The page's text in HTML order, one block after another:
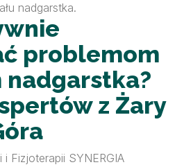
nadgarstka.
problemom
nadgarstka?
z Żary
Fizjoterapii SYNERGIA